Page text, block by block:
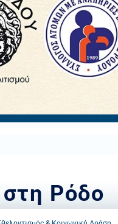
Ρόδο